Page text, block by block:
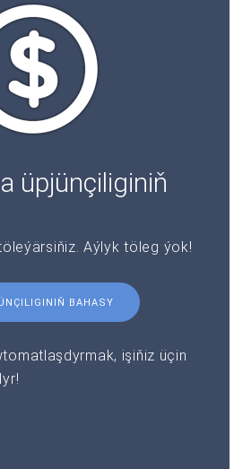
üpjünçiliginiň
Aýlyk töleg ýok!
BAHASY
işiňiz üçin